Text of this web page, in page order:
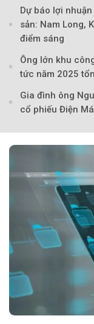
Dự báo lợi
sản: Nam Long,
điểm sáng
Ông lớn khu
tức năm 2025
Gia đình ông
cổ phiếu Điện